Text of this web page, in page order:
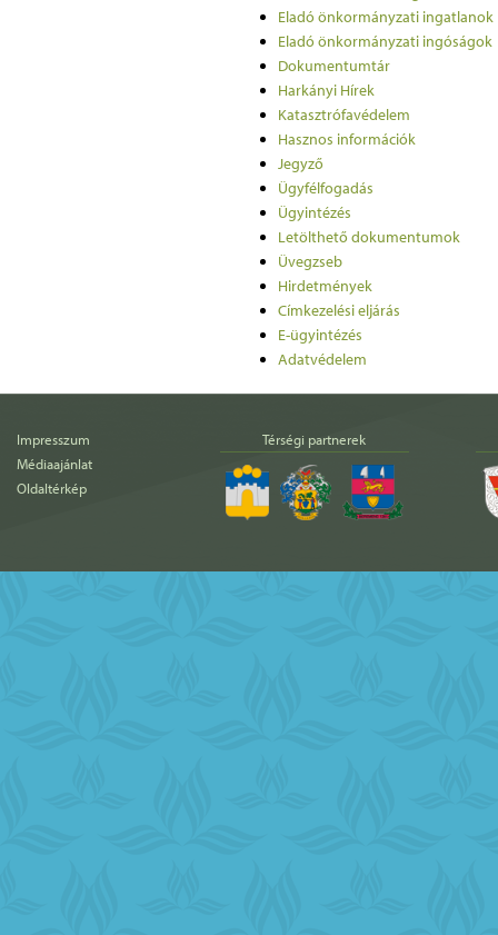
Eladó önkormányzati ingatlanok
Eladó önkormányzati ingóságok
Dokumentumtár
Harkányi Hírek
Katasztrófavédelem
Hasznos információk
Jegyző
Ügyfélfogadás
Ügyintézés
Letölthető dokumentumok
Üvegzseb
Hirdetmények
Címkezelési eljárás
E-ügyintézés
Adatvédelem
Impresszum
Médiaajánlat
Oldaltérkép
Térségi partnerek